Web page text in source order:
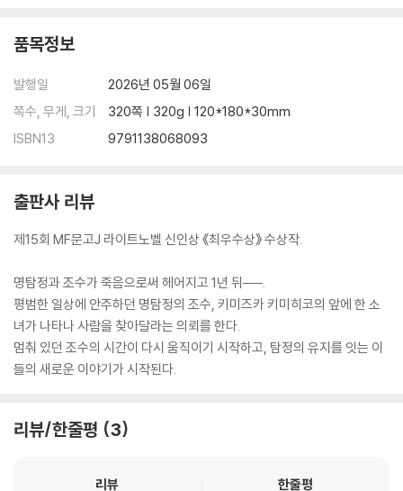
품목정보
발행일
2026년 05월 06일
쪽수, 무게, 크기
320쪽 | 320g | 120*180*30mm
ISBN13
9791138068093
출판사 리뷰
제15회 MF문고J 라이트노벨 신인상 《최우수상》 수상작.
명탐정과 조수가 죽음으로써 헤어지고 1년 뒤──.
평범한 일상에 안주하던 명탐정의 조수, 키미즈카 키미히코의 앞에 한 소
녀가 나타나 사람을 찾아달라는 의뢰를 한다.
멈춰 있던 조수의 시간이 다시 움직이기 시작하고, 탐정의 유지를 잇는 이
들의 새로운 이야기가 시작된다.
리뷰/한줄평 3
리뷰 한줄평